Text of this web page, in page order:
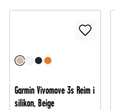
Garmin Vivomove 3s Reim i
silikon, Beige